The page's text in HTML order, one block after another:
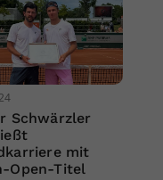
Schwärzler
mit
Open-Titel